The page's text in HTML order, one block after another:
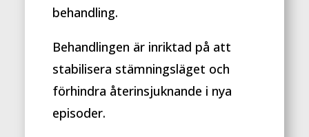
behandling.
Behandlingen är inriktad på att
stabilisera stämningsläget och
förhindra återinsjuknande i nya
episoder.